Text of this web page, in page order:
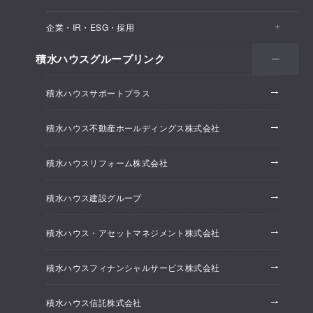
保育所・教育支援施設
オフィス・事務所
建築実例
オフィス系開発事業
ホテル系開発事業
大規模開発事業
賃貸マンション開発事業
企業・IR・ESG・採用
会社情報
株主・投資家情報
ESG経営
研究開発
採用情報
ニュースリリース
積水ハウスグループリンク
積水ハウスサポートプラス
積水ハウス不動産ホールディングス株式会社
積水ハウスリフォーム株式会社
積水ハウス建設グループ
積水ハウス・アセットマネジメント株式会社
積水ハウスフィナンシャルサービス株式会社
積水ハウス信託株式会社